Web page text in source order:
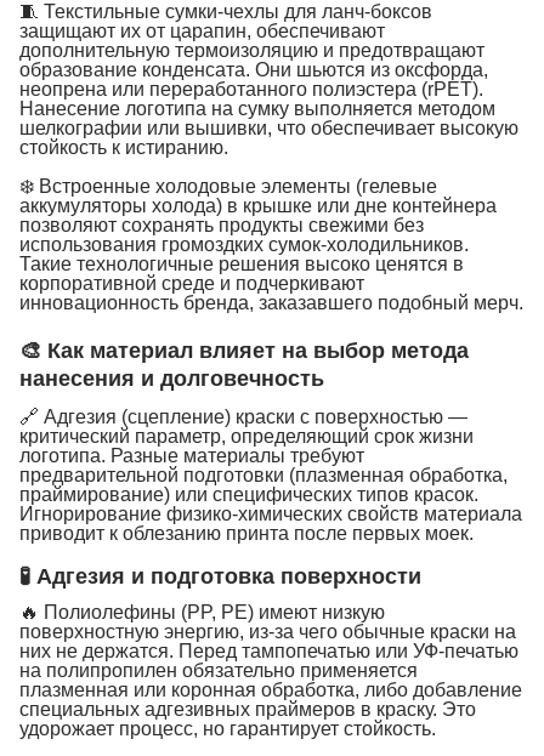
🧵 Текстильные сумки-чехлы для ланч-боксов
защищают их от царапин, обеспечивают
дополнительную термоизоляцию и предотвращают
образование конденсата. Они шьются из оксфорда,
неопрена или переработанного полиэстера (rPET).
Нанесение логотипа на сумку выполняется методом
шелкографии или вышивки, что обеспечивает высокую
стойкость к истиранию.
❄️ Встроенные холодовые элементы (гелевые
аккумуляторы холода) в крышке или дне контейнера
позволяют сохранять продукты свежими без
использования громоздких сумок-холодильников.
Такие технологичные решения высоко ценятся в
корпоративной среде и подчеркивают
инновационность бренда, заказавшего подобный мерч.
🎨 Как материал влияет на выбор метода
нанесения и долговечность
🔗 Адгезия (сцепление) краски с поверхностью —
критический параметр, определяющий срок жизни
логотипа. Разные материалы требуют
предварительной подготовки (плазменная обработка,
праймирование) или специфических типов красок.
Игнорирование физико-химических свойств материала
приводит к облезанию принта после первых моек.
🧪 Адгезия и подготовка поверхности
🔥 Полиолефины (PP, PE) имеют низкую
поверхностную энергию, из-за чего обычные краски на
них не держатся. Перед тампопечатью или УФ-печатью
на полипропилен обязательно применяется
плазменная или коронная обработка, либо добавление
специальных адгезивных праймеров в краску. Это
удорожает процесс, но гарантирует стойкость.